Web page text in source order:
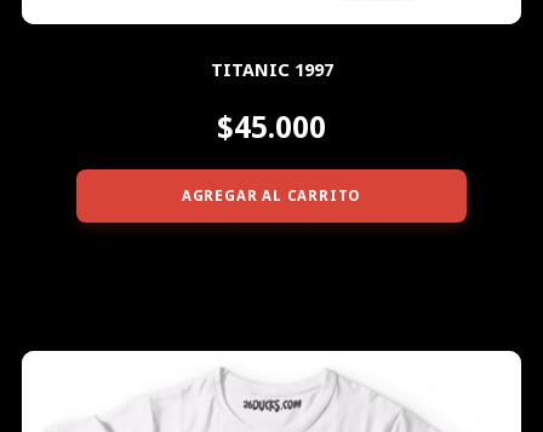
TITANIC 1997
$45.000
AGREGAR AL CARRITO